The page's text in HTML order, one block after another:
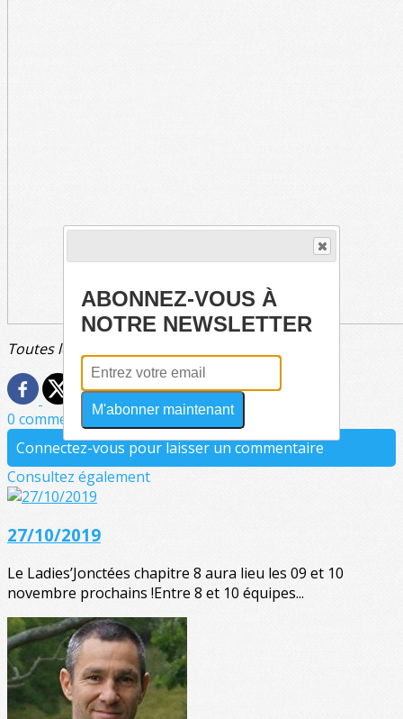
Toutes les joueuses du tournoi Ladies’Jonctées 2
0 commentaire(s)
Connectez-vous pour laisser un commentaire
Consultez également
27/10/2019
Le Ladies’Jonctées chapitre 8 aura lieu les 09 et 10
novembre prochains !Entre 8 et 10 équipes...
ABONNEZ-VOUS À
NOTRE NEWSLETTER
M'abonner maintenant